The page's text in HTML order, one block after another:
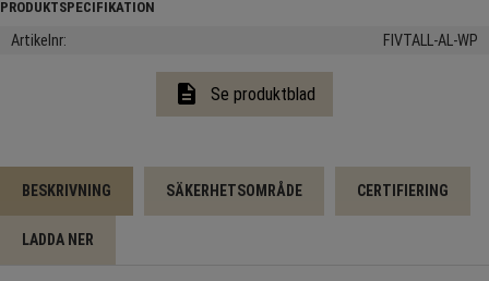
Artikelnr FIVTALL-AL-WP
description Se produktblad
BESKRIVNING SÄKERHETSOMRÅDE CERTIFIERING
LADDA NER